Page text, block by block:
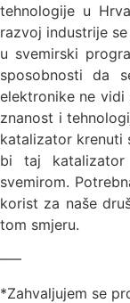
tehnologije u
razvoj industrije
u svemirski
sposobnosti da
elektronike ne vidi
znanost i
katalizator krenuti
bi taj katalizator
svemirom.
korist za naše
tom smjeru.
—–
*Zahvaljujem se